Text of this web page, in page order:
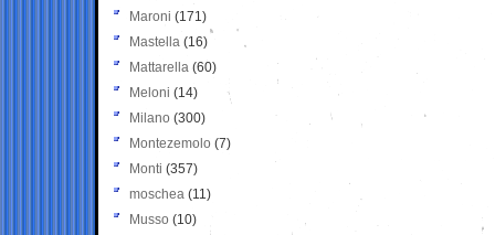
Maroni (171)
Mastella (16)
Mattarella (60)
Meloni (14)
Milano (300)
Montezemolo (7)
Monti (357)
moschea (11)
Musso (10)